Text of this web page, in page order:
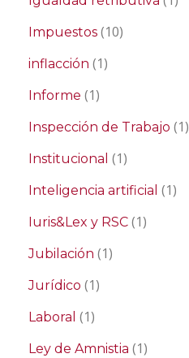
Impuestos (10)
inflacción (1)
Informe (1)
Inspección de Trabajo (1)
Institucional (1)
Inteligencia artificial (1)
Iuris&Lex y RSC (1)
Jubilación (1)
Jurídico (1)
Laboral (1)
Ley de Amnistia (1)